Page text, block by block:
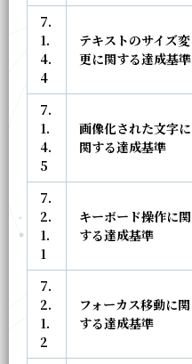
7.
1.
4.
4
テキストのサイズ変
更に関する達成基準
7.
1.
4.
5
画像化された文字に
関する達成基準
7.
2.
1.
1
キーボード操作に関
する達成基準
7.
2.
1.
2
フォーカス移動に関
する達成基準